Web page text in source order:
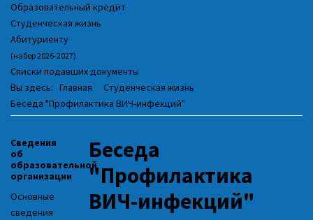
Образовательный кредит
Студенческая жизнь
Абитуриенту
(набор 2026-2027)
Списки подавших документы
Вы здесь: Главная
Студенческая жизнь
Беседа "Профилактика ВИЧ-инфекций"
Беседа
"Профилактика
ВИЧ-инфекций"
Сведения
об
образовательной
организации
Основные
сведения